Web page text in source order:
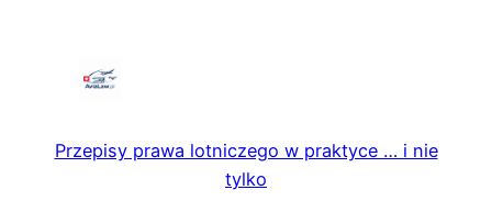
Przepisy prawa lotniczego w praktyce … i nie
tylko